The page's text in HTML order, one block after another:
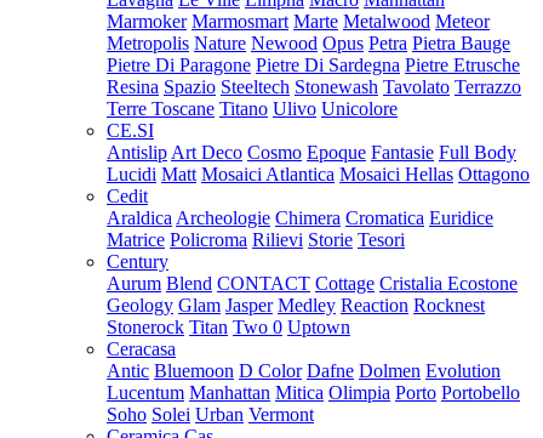
Marmoker Marmosmart Marte Metalwood Meteor
Metropolis Nature Newood Opus Petra Pietra Bauge
Pietre Di Paragone Pietre Di Sardegna Pietre Etrusche
Resina Spazio Steeltech Stonewash Tavolato Terrazzo
Terre Toscane Titano Ulivo Unicolore
CE.SI
Antislip Art Deco Cosmo Epoque Fantasie Full Body
Lucidi Matt Mosaici Atlantica Mosaici Hellas Ottagono
Cedit
Araldica Archeologie Chimera Cromatica Euridice
Matrice Policroma Rilievi Storie Tesori
Century
Aurum Blend CONTACT Cottage Cristalia Ecostone
Geology Glam Jasper Medley Reaction Rocknest
Stonerock Titan Two 0 Uptown
Ceracasa
Antic Bluemoon D Color Dafne Dolmen Evolution
Lucentum Manhattan Mitica Olimpia Porto Portobello
Soho Solei Urban Vermont